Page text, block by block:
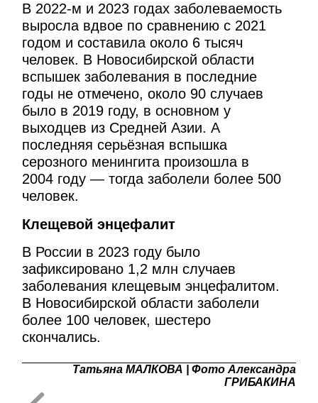
В 2022-м и 2023 годах заболеваемость
выросла вдвое по сравнению с 2021
годом и составила около 6 тысяч
человек. В Новосибирской области
вспышек заболевания в последние
годы не отмечено, около 90 случаев
было в 2019 году, в основном у
выходцев из Средней Азии. А
последняя серьёзная вспышка
серозного менингита произошла в
2004 году — тогда заболели более 500
человек.
Клещевой энцефалит
В России в 2023 году было
зафиксировано 1,2 млн случаев
заболевания клещевым энцефалитом.
В Новосибирской области заболели
более 100 человек, шестеро
скончались.
Татьяна МАЛКОВА | Фото Александра
ГРИБАКИНА